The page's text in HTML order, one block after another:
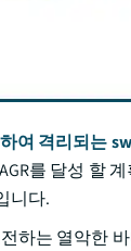
여 격리되는
를 달성 할
니다.
하는 열악한